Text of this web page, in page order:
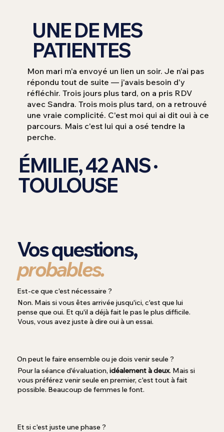
UNE DE MES
PATIENTES
Mon mari m'a envoyé un lien un soir. Je n'ai pas
répondu tout de suite — j'avais besoin d'y
réfléchir. Trois jours plus tard, on a pris RDV
avec Sandra. Trois mois plus tard, on a retrouvé
une vraie complicité. C'est moi qui ai dit oui à ce
parcours. Mais c'est lui qui a osé tendre la
perche.
ÉMILIE, 42 ANS ·
TOULOUSE
Vos questions,
probables.
Est-ce que c'est nécessaire ?
Non. Mais si vous êtes arrivée jusqu'ici, c'est que lui
pense que oui. Et qu'il a déjà fait le pas le plus difficile.
Vous, vous avez juste à dire oui à un essai.
On peut le faire ensemble ou je dois venir seule ?
Pour la séance d'évaluation,idéalement à deux. Mais si
vous préférez venir seule en premier, c'est tout à fait
possible. Beaucoup de femmes le font.
Et si c'est juste une phase ?